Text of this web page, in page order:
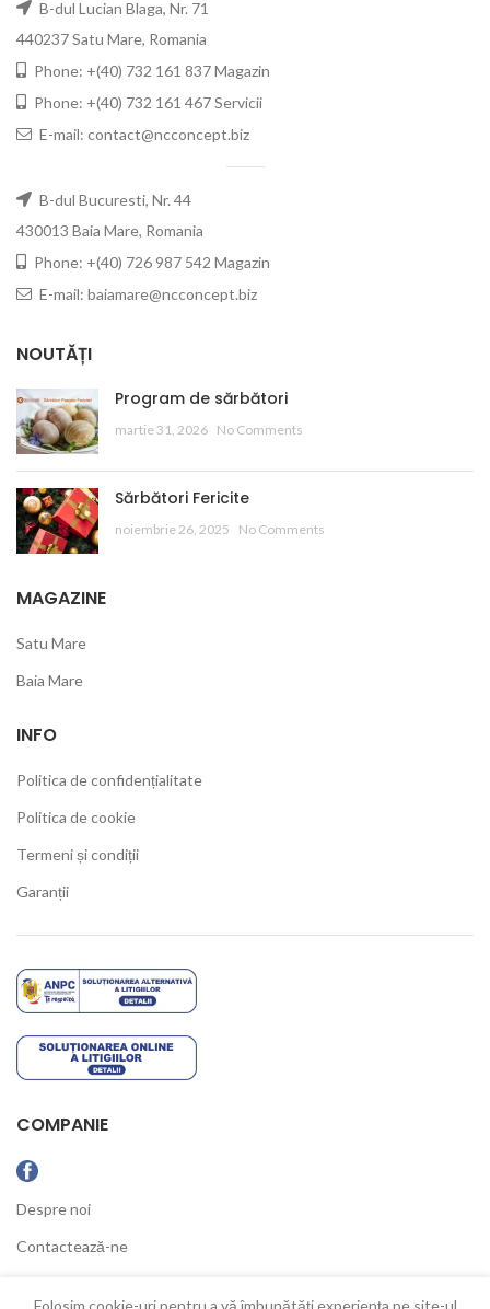
B-dul Lucian Blaga, Nr. 71
440237 Satu Mare, Romania
Phone: +(40) 732 161 837 Magazin
Phone: +(40) 732 161 467 Servicii
E-mail: contact@ncconcept.biz
B-dul Bucuresti, Nr. 44
430013 Baia Mare, Romania
Phone: +(40) 726 987 542 Magazin
E-mail: baiamare@ncconcept.biz
NOUTĂȚI
Program de sărbători
martie 31, 2026 No Comments
Sărbători Fericite
noiembrie 26, 2025 No Comments
MAGAZINE
Satu Mare
Baia Mare
INFO
Politica de confidențialitate
Politica de cookie
Termeni și condiții
Garanții
COMPANIE
Despre noi
Contactează-ne
Folosim cookie-uri pentru a vă îmbunătăți experiența pe site-ul